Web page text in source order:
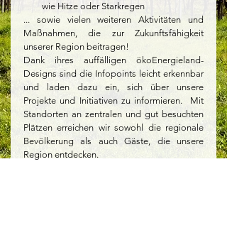
wie Hitze oder Starkregen
... sowie vielen weiteren Aktivitäten und
Maßnahmen, die zur Zukunftsfähigkeit
unserer Region beitragen!
Dank ihres auffälligen ökoEnergieland-
Designs sind die Infopoints leicht erkennbar
und laden dazu ein, sich über unsere
Projekte und Initiativen zu informieren.  Mit
Standorten an zentralen und gut besuchten
Plätzen erreichen wir sowohl die regionale
Bevölkerung als auch Gäste, die unsere
Region entdecken.